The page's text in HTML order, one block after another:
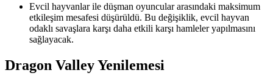
Evcil hayvanlar ile düşman oyuncular arasındaki maksimum
etkileşim mesafesi düşürüldü. Bu değişiklik, evcil hayvan
odaklı savaşlara karşı daha etkili karşı hamleler yapılmasını
sağlayacak.
Dragon Valley Yenilemesi